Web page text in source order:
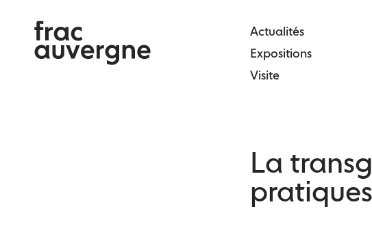
content
Actualités
Expositions
Visite
La